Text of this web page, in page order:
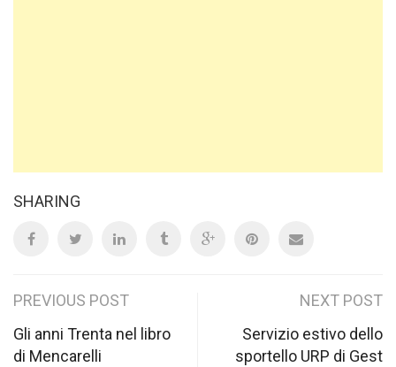
SHARING
Post
navigation
PREVIOUS POST
Gli anni Trenta nel libro
di Mencarelli
NEXT POST
Servizio estivo dello
sportello URP di Gest